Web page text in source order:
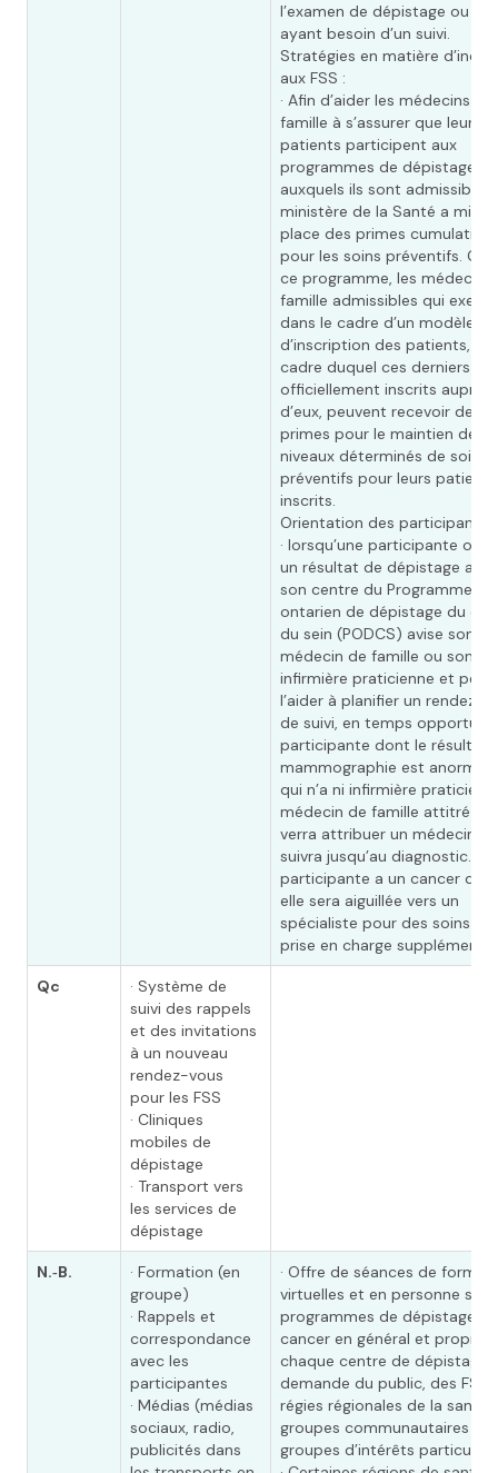
l’examen de dépistage ou
ayant besoin d’un suivi.
Stratégies en matière
aux FSS :
· Afin d’aider les médecins de
famille à s’assurer que leurs
patients participent aux
programmes de dépistage
auxquels ils sont admissibles,
ministère de la Santé a mis
place des primes cumulatives
pour les soins préventifs.
ce programme, les médecins
famille admissibles qui
dans le cadre d’un modèle
d’inscription des patients,
cadre duquel ces derniers
officiellement inscrits auprès
d’eux, peuvent recevoir des
primes pour le maintien de
niveaux déterminés de soins
préventifs pour leurs patients
inscrits.
Orientation des
· lorsqu’une participante
un résultat de dépistage
son centre du Programme
ontarien de dépistage du
du sein (PODCS) avise son
médecin de famille ou son
infirmière praticienne et peut
l’aider à planifier un rendez-
de suivi, en temps opportun.
participante dont le résultat
mammographie est anormal
qui n’a ni infirmière
médecin de famille attitré se
verra attribuer un médecin,
suivra jusqu’au diagnostic. Si
participante a un cancer du
elle sera aiguillée vers un
spécialiste pour des soins et
prise en charge
Qc
· Système de
suivi des rappels
et des invitations
à un nouveau
rendez-vous
pour les FSS
· Cliniques
mobiles de
dépistage
· Transport vers
les services de
dépistage
N.‑B.
· Formation (en
groupe)
· Rappels et
correspondance
avec les
participantes
· Médias (médias
sociaux, radio,
publicités dans
· Offre de séances de
virtuelles et en personne sur
programmes de dépistage du
cancer en général et propres
chaque centre de dépistage,
demande du public, des FSS,
régies régionales de la santé,
groupes communautaires ou
groupes d’intérêts